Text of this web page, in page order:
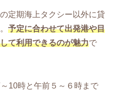
定期海上タクシー以外に貸
予定に合わせて出発港や目
て利用できるのが魅力で
10時と午前５～６時まで